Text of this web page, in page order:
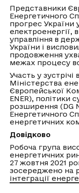
Представники
Енергетичного
прогрес
електроенергії,
управління в
України і
продовження
межах процесу
Участь у
Міністерства
Європейської
ENER), політики
розширення (DG
Енергетичного
енергетичних
Довідково
Робоча група
енергетичних
27 жовтня 2021
зосереджено на
інтеграції